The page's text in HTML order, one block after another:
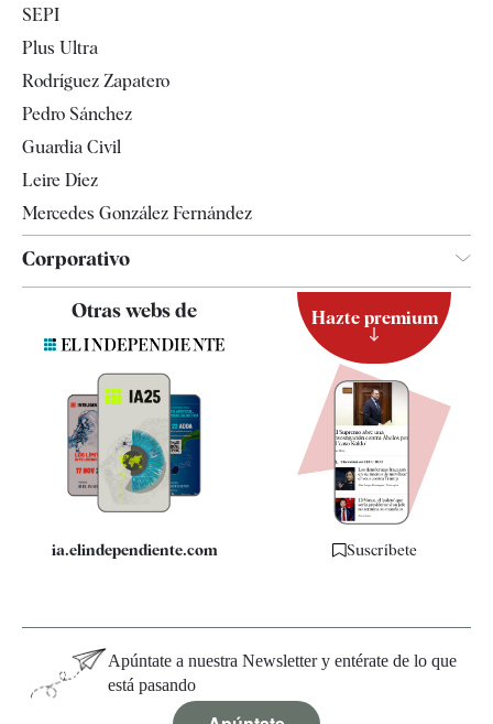
Televisión
SEPI
Plus Ultra
Rodríguez Zapatero
Pedro Sánchez
Guardia Civil
Leire Díez
Mercedes González Fernández
Corporativo
Quiénes somos
Especificaciones
Otras webs de
ia.elindependiente.com
Hazte premium
Suscríbete
Apúntate a nuestra Newsletter y entérate de lo que
está pasando